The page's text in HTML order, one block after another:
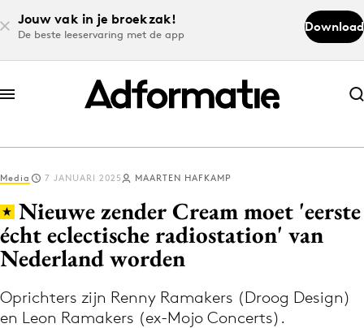
Jouw vak in je broekzak!
De beste leeservaring met de app
Download
Abonneer nu
Abonneer nu
Log in
Download de app
Volg het laatste nieuws via de Adformatie
Nieuws app
Media 7 JANUARI 2025 MAARTEN HAFKAMP
Nieuwe zender Cream moet 'eerste
écht eclectische radiostation' van
Nederland worden
Oprichters zijn Renny Ramakers (Droog Design)
en Leon Ramakers (ex-Mojo Concerts).